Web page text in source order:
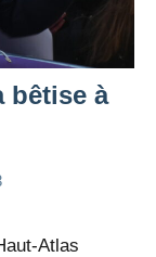
bêtise à
Atlas